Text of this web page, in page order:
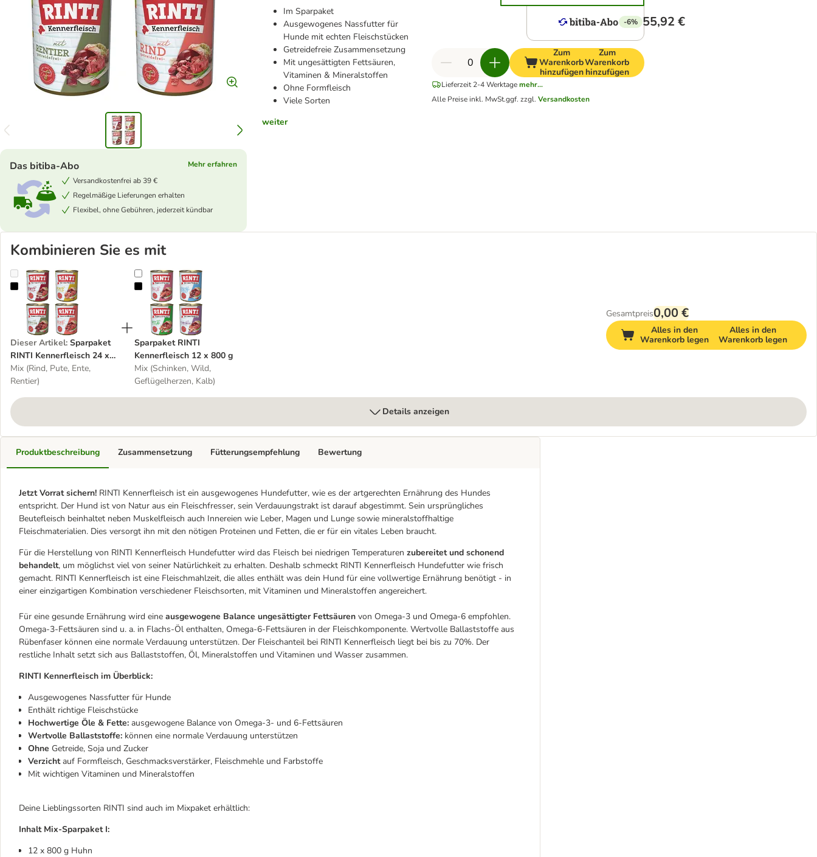
Im Sparpaket
Ausgewogenes Nassfutter für
Hunde mit echten Fleischstücken
Getreidefreie Zusammensetzung
Mit ungesättigten Fettsäuren,
Vitaminen & Mineralstoffen
Ohne Formfleisch
Viele Sorten
weiter
Das bitiba-Abo
Mehr erfahren
Versandkostenfrei ab 39 €
Regelmäßige Lieferungen erhalten
Flexibel, ohne Gebühren, jederzeit kündbar
-6% 55,92 €
Zum
Warenkorb
hinzufügen
Zum
Warenkorb
hinzufügen
Lieferzeit 2-4 Werktagemehr...
Alle Preise inkl. MwSt.ggf. zzgl. Versandkosten
Kombinieren Sie es mit
Sparpaket RINTI Kennerfleisch 24 x 800 g
Dieser Artikel: Sparpaket
RINTI Kennerfleisch 24 x
800 g
Mix (Rind, Pute, Ente,
Rentier)
Sparpaket RINTI Kennerfleisch 12 x 800 g
Sparpaket RINTI
Kennerfleisch 12 x 800 g
Mix (Schinken, Wild,
Geflügelherzen, Kalb)
Gesamtpreis0,00 €
Alles in den
Warenkorb legen
Alles in den
Warenkorb legen
Details anzeigen
Produktbeschreibung
Jetzt Vorrat sichern! RINTI Kennerfleisch ist ein ausgewogenes Hundefutter, wie es der artgerechten Ernährung des Hundes
entspricht. Der Hund ist von Natur aus ein Fleischfresser, sein Verdauungstrakt ist darauf abgestimmt. Sein ursprüngliches
Beutefleisch beinhaltet neben Muskelfleisch auch Innereien wie Leber, Magen und Lunge sowie mineralstoffhaltige
Fleischmaterialien. Dies versorgt ihn mit den nötigen Proteinen und Fetten, die er für ein vitales Leben braucht.
Für die Herstellung von RINTI Kennerfleisch Hundefutter wird das Fleisch bei niedrigen Temperaturen zubereitet und schonend
behandelt, um möglichst viel von seiner Natürlichkeit zu erhalten. Deshalb schmeckt RINTI Kennerfleisch Hundefutter wie frisch
gemacht. RINTI Kennerfleisch ist eine Fleischmahlzeit, die alles enthält was dein Hund für eine vollwertige Ernährung benötigt - in
einer einzigartigen Kombination verschiedener Fleischsorten, mit Vitaminen und Mineralstoffen angereichert.
Für eine gesunde Ernährung wird eine ausgewogene Balance ungesättigter Fettsäuren von Omega-3 und Omega-6 empfohlen.
Omega-3-Fettsäuren sind u. a. in Flachs-Öl enthalten, Omega-6-Fettsäuren in der Fleischkomponente. Wertvolle Ballaststoffe aus
Rübenfaser können eine normale Verdauung unterstützen. Der Fleischanteil bei RINTI Kennerfleisch liegt bei bis zu 70%. Der
restliche Inhalt setzt sich aus Ballaststoffen, Öl, Mineralstoffen und Vitaminen und Wasser zusammen.
RINTI Kennerfleisch im Überblick:
Ausgewogenes Nassfutter für Hunde
Enthält richtige Fleischstücke
Hochwertige Öle & Fette: ausgewogene Balance von Omega-3- und 6-Fettsäuren
Wertvolle Ballaststoffe: können eine normale Verdauung unterstützen
Ohne Getreide, Soja und Zucker
Verzichtauf Formfleisch, Geschmacksverstärker, Fleischmehle und Farbstoffe
Mit wichtigen Vitaminen und Mineralstoffen
Deine Lieblingssorten RINTI sind auch im Mixpaket erhältlich:
Inhalt Mix-Sparpaket I:
12 x 800 g Huhn
Zusammensetzung Fütterungsempfehlung Bewertung